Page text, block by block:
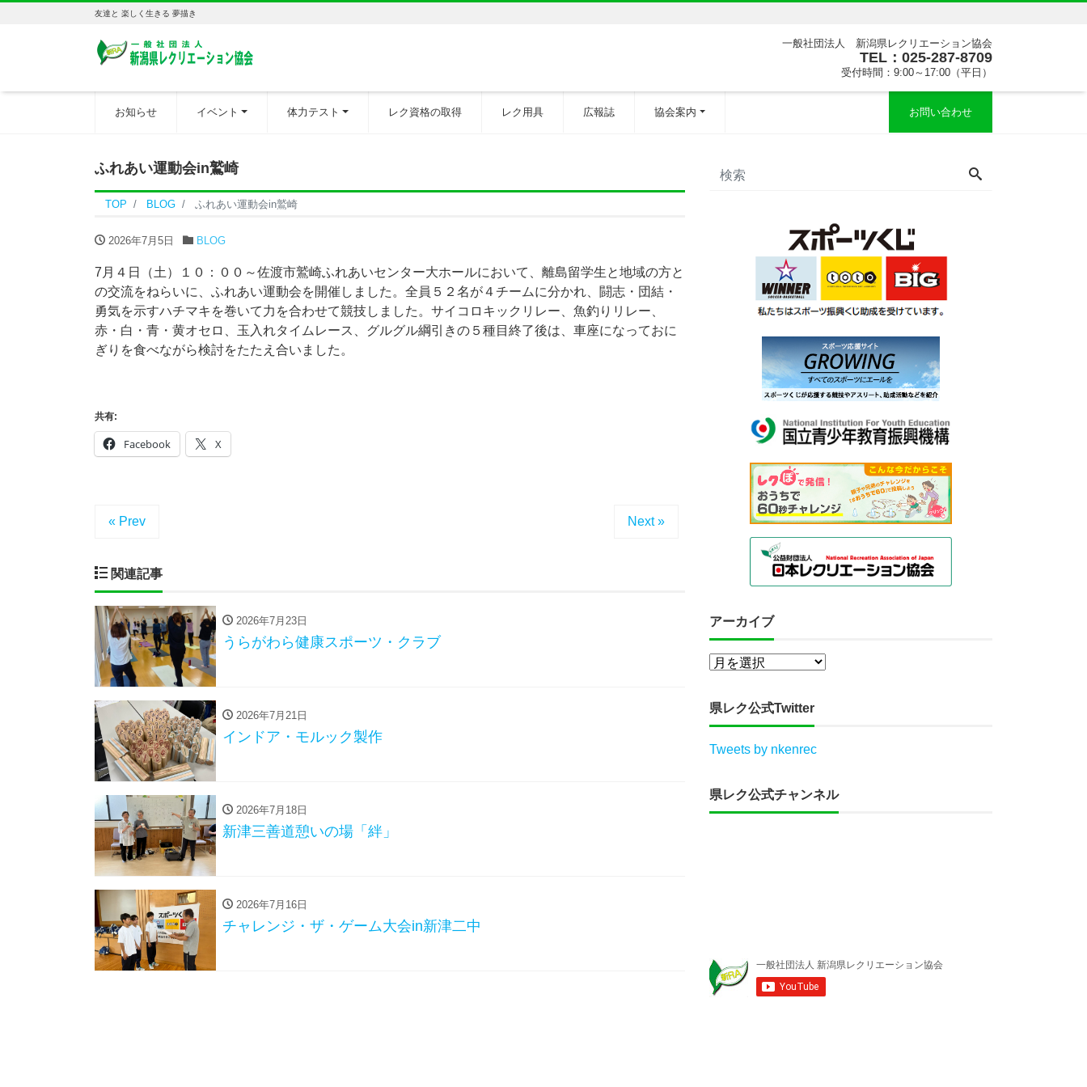
友達と 楽しく生きる 夢描き
一般社団法人 新潟県レクリエーション協会
TEL：025-287-8709
受付時間：9:00～17:00（平日）
お知らせ イベント 体力テスト レク資格の取得 レク用具 広報誌 協会案内 お問い合わせ
ふれあい運動会in鷲崎
TOP BLOG ふれあい運動会in鷲崎
2026年7月5日 BLOG
7月４日（土）１０：００～佐渡市鷲崎ふれあいセンター大ホールにおいて、離島留学生と地域の方と
の交流をねらいに、ふれあい運動会を開催しました。全員５２名が４チームに分かれ、闘志・団結・
勇気を示すハチマキを巻いて力を合わせて競技しました。サイコロキックリレー、魚釣りリレー、
赤・白・青・黄オセロ、玉入れタイムレース、グルグル綱引きの５種目終了後は、車座になっておに
ぎりを食べながら検討をたたえ合いました。
共有:
Facebook X
« Prev Next »
関連記事
2026年7月23日
うらがわら健康スポーツ・クラブ
2026年7月21日
インドア・モルック製作
2026年7月18日
新津三善道憩いの場「絆」
2026年7月16日
チャレンジ・ザ・ゲーム大会in新津二中
アーカイブ
県レク公式Twitter
Tweets by nkenrec
県レク公式チャンネル